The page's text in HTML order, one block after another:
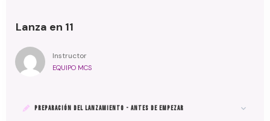
Lanza en 11
Instructor
EQUIPO MCS
PREPARACIÓN DEL LANZAMIENTO - ANTES DE EMPEZAR